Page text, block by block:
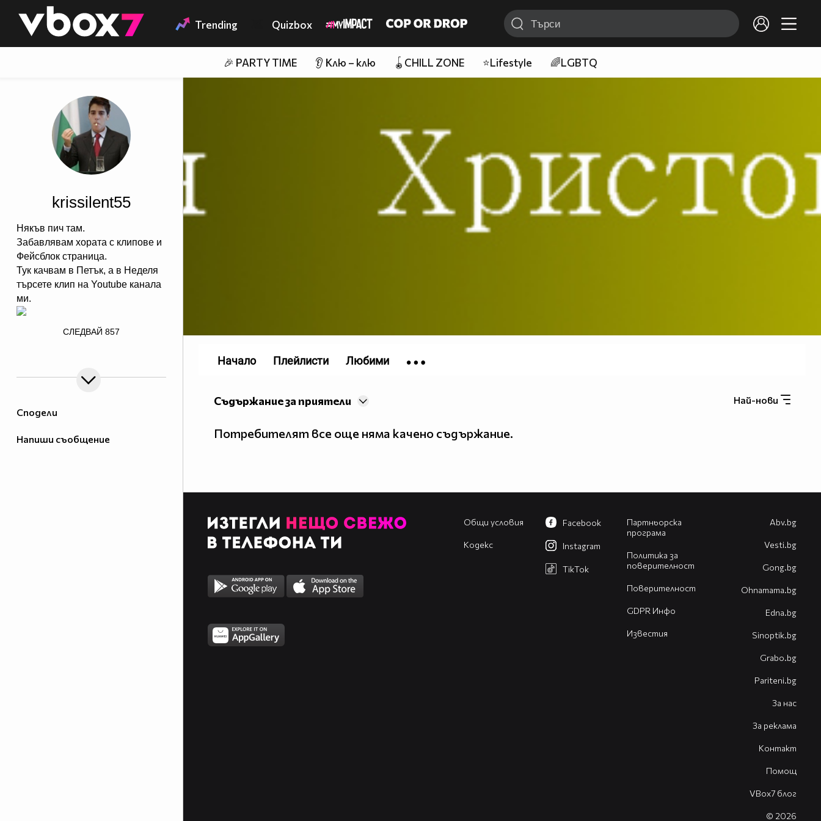
👾 Trending Quizbox
🎉 PARTY TIME 👂 Клю – клю 🪀CHILL ZONE ⭐Lifestyle 🌈LGBTQ
Сподели
Напиши съобщение
krissilent55
Някъв пич там.
Забавлявам хората с клипове и
Фейсблок страница.
Тук качвам в Петък, а в Неделя
търсете клип на Youtube канала
ми.
СЛЕДВАЙ 857
Най-нови
Съдържание за приятели
Потребителят все още няма качено съдържание.
Начало Плейлисти Любими
Общи условия
Кодекс
Партньорска
програма
Политика за
поверителност
Поверителност
GDPR Инфо
Известия
Facebook
Instagram
TikTok
Abv.bg
Vesti.bg
Gong.bg
Оhnamama.bg
Edna.bg
Sinoptik.bg
Grabo.bg
Pariteni.bg
За нас
За реклама
Контакт
Помощ
VBox7 блог
© 2026